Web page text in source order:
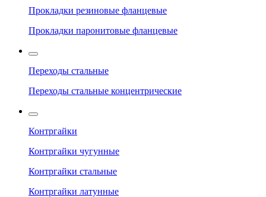
Прокладки резиновые фланцевые
Прокладки паронитовые фланцевые
Переходы стальные
Переходы стальные концентрические
Контргайки
Контргайки чугунные
Контргайки стальные
Контргайки латунные